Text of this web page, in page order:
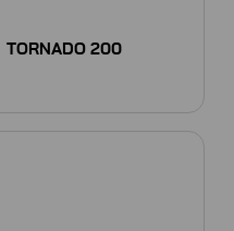
TORNADO 200